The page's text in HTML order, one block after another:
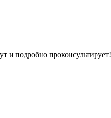
и подробно проконсультирует!